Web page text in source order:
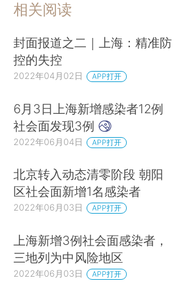
相关阅读
封面报道之二｜上海：精准防
控的失控
2022年04月02日 APP打开
6月3日上海新增感染者12例
社会面发现3例
2022年06月04日 APP打开
北京转入动态清零阶段 朝阳
区社会面新增1名感染者
2022年06月03日 APP打开
上海新增3例社会面感染者，
三地列为中风险地区
2022年06月03日 APP打开